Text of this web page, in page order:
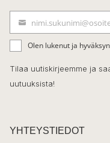
e
b
o
o
k
ä
h
k
t
Olen lukenut ja hyväksyn
Tilaa uutiskirjeemme ja
uutuuksista!
YHTEYSTIEDOT